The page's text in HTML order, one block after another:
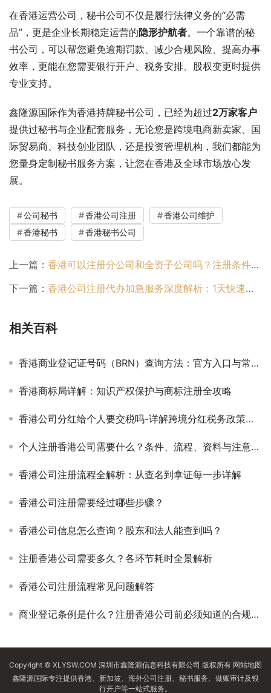
在香港运营公司，秘书公司不仅是履行法律义务的“必需
品”，更是企业长期稳定运营的隐形护航者。一个靠谱的秘
书公司，可以帮您避免逾期罚款、减少合规风险、提高办事
效率，更能在您需要银行开户、税务安排、股权变更时提供
专业支持。
鑫隆源国际作为香港持牌秘书公司，已经为超过2万家客户
提供过秘书与企业配套服务，无论您是跨境电商新卖家、国
际贸易商、科技创业团队，还是投资管理机构，我们都能为
您量身定制秘书服务方案，让您在香港及全球市场放心发
展。
公司秘书 香港公司注册
香港公司维护
香港秘书
香港秘书公司
上一篇： 香港可以注册分公司和全资子公司吗？注册条件与操作指南全解析
下一篇： 香港公司注册代办加急服务深度解析：1天快速拿证的真实操作指南
相关百科
香港商业登记证号码（BRN）查询方法：官方入口与常见操作
香港商标局详解：知识产权保护与商标注册全攻略
香港公司分红给个人要交税吗-详解跨境分红税务政策与实操指南
个人注册香港公司需要什么？条件、流程、资料与注意事项
香港公司注册流程全解析：从查名到拿证每一步详解
香港公司注册需要经过哪些步骤？
香港公司信息怎么查询？股东和法人能查到吗？
注册香港公司需要多久？各环节耗时全景解析
香港公司注册流程常见问题解答
商业登记条例是什么？注册香港公司前必须知道的合规要求
Copyright © XLYSW.COM 深圳市鑫隆源信息科技有限公司 版权所有 网站地图
鑫隆源国际专注提供香港、新加坡、海外公司注册、秘书服务、做账审计及银
行开户等一站式服务。